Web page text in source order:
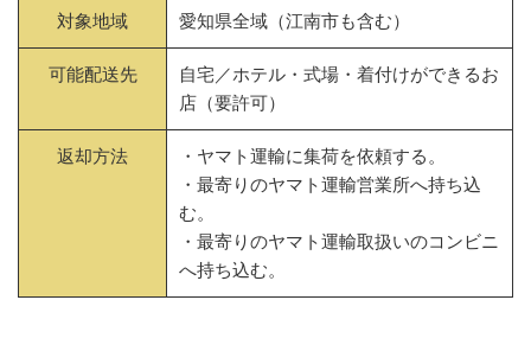
対象地域 愛知県全域（江南市も含む）
可能配送先
自宅／ホテル・式場・着付けができるお
店（要許可）
返却方法
・ヤマト運輸に集荷を依頼する。
・最寄りのヤマト運輸営業所へ持ち込
む。
・最寄りのヤマト運輸取扱いのコンビニ
へ持ち込む。